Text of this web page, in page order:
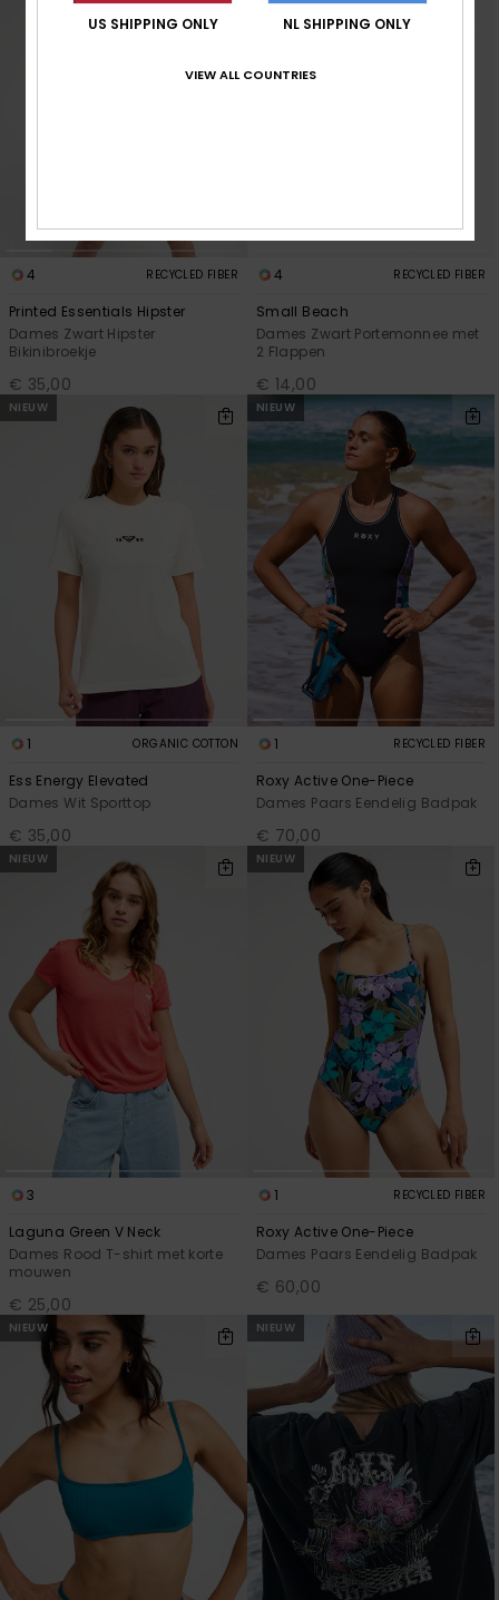
4 RECYCLED FIBER
Printed Essentials Hipster
Dames Zwart Hipster
Bikinibroekje
€ 35,00
4 RECYCLED FIBER
Small Beach
Dames Zwart Portemonnee met
2 Flappen
€ 14,00
NIEUW
1 ORGANIC COTTON
Ess Energy Elevated
Dames Wit Sporttop
€ 35,00
NIEUW
1 RECYCLED FIBER
Roxy Active One-Piece
Dames Paars Eendelig Badpak
€ 70,00
NIEUW
3
Laguna Green V Neck
Dames Rood T-shirt met korte
mouwen
€ 25,00
NIEUW
1 RECYCLED FIBER
Roxy Active One-Piece
Dames Paars Eendelig Badpak
€ 60,00
NIEUW NIEUW
US SHIPPING ONLY NL SHIPPING ONLY
VIEW ALL COUNTRIES